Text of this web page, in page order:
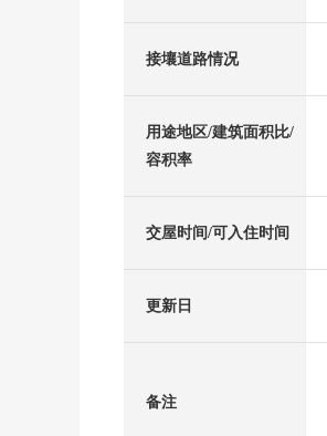
接壤道路情况
用途地区/建筑面积比/
容积率
交屋时间/可入住时间
更新日
备注